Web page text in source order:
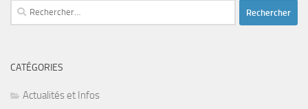
Rechercher :
CATÉGORIES
Actualités et Infos